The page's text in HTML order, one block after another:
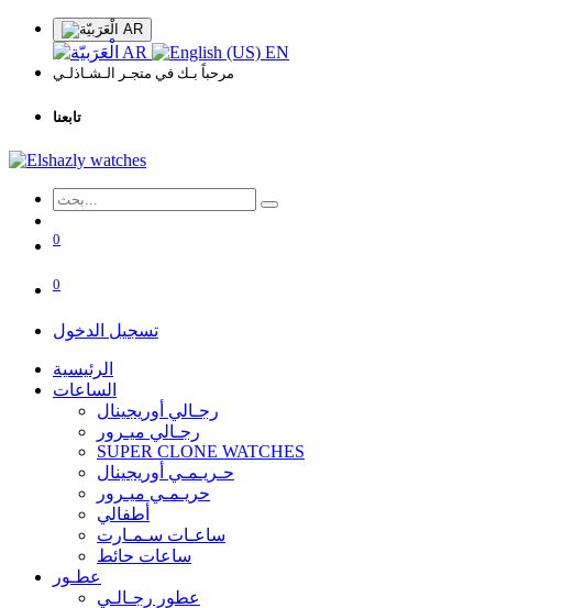
AR
AR EN
مرحباً بـك في متجـر الـشـاذلـي
تابعنا
0
0
تسجيل الدخول
الرئيسية
الساعات
رجـالي أوريجينال
رجـالي ميـرور
SUPER CLONE WATCHES
حـريـمـي أوريجينال
حريـمـي ميـرور
أطفالي
ساعـات سـمـارت
ساعات حائط
عطـور
عطور رجـالـي